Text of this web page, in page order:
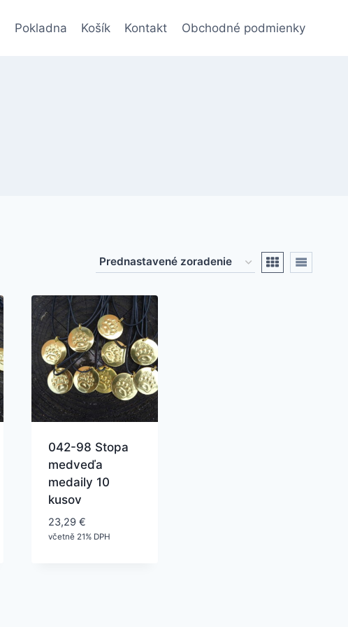
Pokladna Košík Kontakt Obchodné podmienky
042-98 Stopa
medveďa
medaily 10
kusov
23,29€
včetně 21% DPH